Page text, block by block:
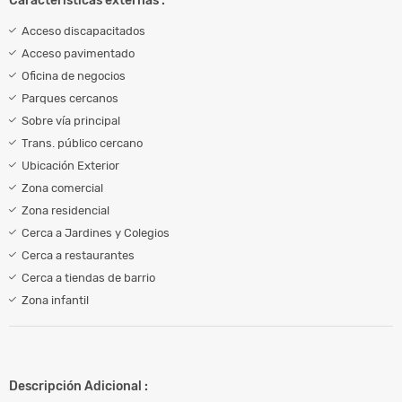
Acceso discapacitados
Acceso pavimentado
Oficina de negocios
Parques cercanos
Sobre vía principal
Trans. público cercano
Ubicación Exterior
Zona comercial
Zona residencial
Cerca a Jardines y Colegios
Cerca a restaurantes
Cerca a tiendas de barrio
Zona infantil
Descripción Adicional :